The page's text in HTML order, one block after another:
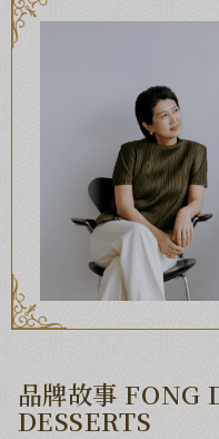
點我加入會員
品牌故事 FONG
DESSERTS